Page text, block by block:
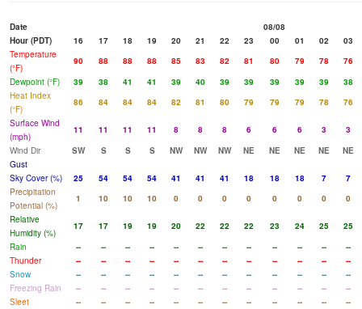
Date
08/08
Hour (PDT)
16 17 18 19 20 21 22 23 00 01 02
03
Temperature
(°F)
90 88 88 88 85 83 82 81 80 79 78
76
Dewpoint (°F)
39 38 41 41 39 40 39 39 39 39 39
38
Heat Index
(°F)
86 84 84 84 82 81 80 79 79 79 78
76
Surface Wind
(mph)
11 11 11 11 8 8 8 6 6 6 3
3
Wind Dir
SW S S S NW NW NW NE NE NE NE
NE
Gust
Sky Cover (%)
25 54 54 54 41 41 41 18 18 18 7
7
Precipitation
Potential (%)
1 10 10 10 0 0 0 0 0 0 0
0
Relative
Humidity (%)
17 17 19 19 20 22 22 22 23 24 25
25
Rain
-- -- -- -- -- -- -- -- -- -- --
--
Thunder
-- -- -- -- -- -- -- -- -- -- --
--
Snow
-- -- -- -- -- -- -- -- -- -- --
--
Freezing Rain
-- -- -- -- -- -- -- -- -- -- --
--
Sleet
-- -- -- -- -- -- -- -- -- -- -- --